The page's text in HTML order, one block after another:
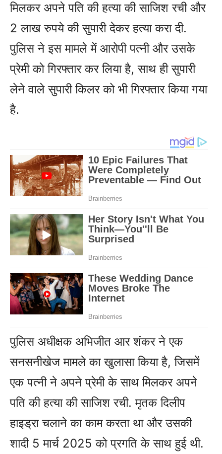
मिलकर अपने पति की हत्या की साजिश रची और
2 लाख रुपये की सुपारी देकर हत्या करा दी.
पुलिस ने इस मामले में आरोपी पत्नी और उसके
प्रेमी को गिरफ्तार कर लिया है, साथ ही सुपारी
लेने वाले सुपारी किलर को भी गिरफ्तार किया गया
है.
पुलिस अधीक्षक अभिजीत आर शंकर ने एक
सनसनीखेज मामले का खुलासा किया है, जिसमें
एक पत्नी ने अपने प्रेमी के साथ मिलकर अपने
पति की हत्या की साजिश रची. मृतक दिलीप
हाइड्रा चलाने का काम करता था और उसकी
शादी 5 मार्च 2025 को प्रगति के साथ हुई थी.